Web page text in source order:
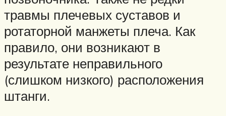
травмы плечевых суставов и
ротаторной манжеты плеча. Как
правило, они возникают в
результате неправильного
(слишком низкого) расположения
штанги.